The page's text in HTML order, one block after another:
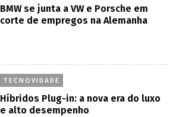
BMW se junta a VW e Porsche em
corte de empregos na Alemanha
TECNOVIDADE
Híbridos Plug-in: a nova era do luxo
e alto desempenho